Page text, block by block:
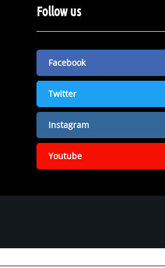
Follow us
Facebook
Twitter
Instagram
Youtube